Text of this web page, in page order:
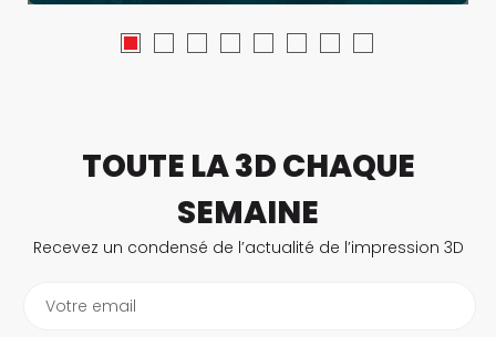
TOUTE LA 3D CHAQUE
SEMAINE
Recevez un condensé de l’actualité de l’impression 3D
Votre email